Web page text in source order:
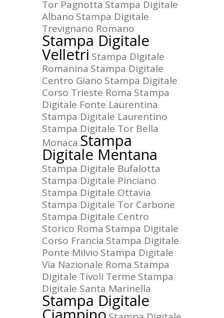
Tor Pagnotta Stampa Digitale
Albano Stampa Digitale
Trevignano Romano
Stampa Digitale
Velletri Stampa Digitale
Romanina Stampa Digitale
Centro Giano Stampa Digitale
Corso Trieste Roma Stampa
Digitale Fonte Laurentina
Stampa Digitale Laurentino
Stampa Digitale Tor Bella
Monaca Stampa
Digitale Mentana
Stampa Digitale Bufalotta
Stampa Digitale Pinciano
Stampa Digitale Ottavia
Stampa Digitale Tor Carbone
Stampa Digitale Centro
Storico Roma Stampa Digitale
Corso Francia Stampa Digitale
Ponte Milvio Stampa Digitale
Via Nazionale Roma Stampa
Digitale Tivoli Terme Stampa
Digitale Santa Marinella
Stampa Digitale